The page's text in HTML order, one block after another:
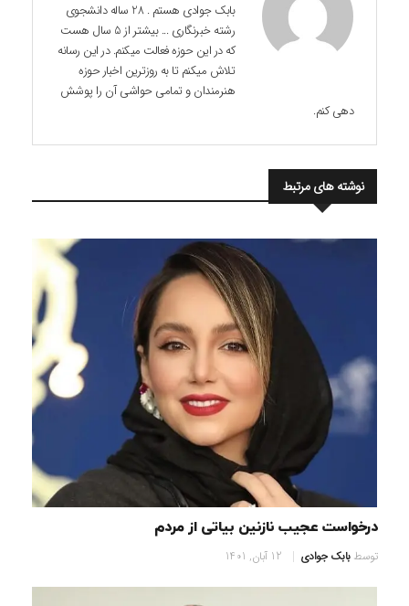
بابک جوادی هستم . 28 ساله دانشجوی
رشته خبرنگاری ... بیشتر از 5 سال هست
که در این حوزه فعالت میکنم. در این رسانه
تلاش میکنم تا به روزترین اخبار حوزه
هنرمندان و تمامی حواشی آن را پوشش
دهی کنم.
نوشته های مرتبط
درخواست عجیب نازنین بیاتی از مردم
توسطبابک جوادی 12 آبان, 1401